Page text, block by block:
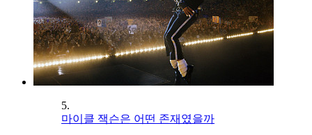
5.
마이클 잭슨은 어떤 존재였을까